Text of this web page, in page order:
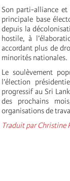
Son parti-alliance
principale base
depuis la
hostile, à
accordant plus de
minorités nationales.
Le soulèvement
l’élection
progressif au Sri
des prochains
organisations de
Traduit par Christine